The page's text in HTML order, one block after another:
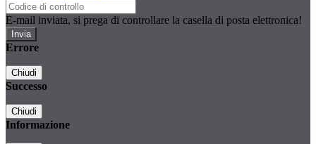
E-mail inviata, si prega di controllare la casella di posta elettronica!
Errore
Chiudi
Successo
Chiudi
Informazione